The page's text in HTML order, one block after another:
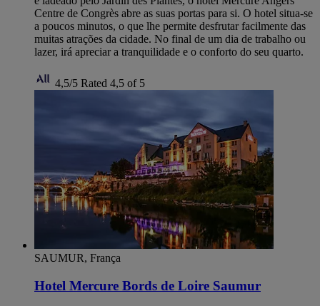
Centre de Congrès abre as suas portas para si. O hotel situa-se
a poucos minutos, o que lhe permite desfrutar facilmente das
muitas atrações da cidade. No final de um dia de trabalho ou
lazer, irá apreciar a tranquilidade e o conforto do seu quarto.
4,5/5 Rated 4,5 of 5
SAUMUR, França
Hotel Mercure Bords de Loire Saumur